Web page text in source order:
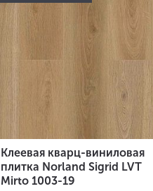
Клеевая кварц-виниловая
плитка Norland Sigrid LVT
Mirto 1003-19